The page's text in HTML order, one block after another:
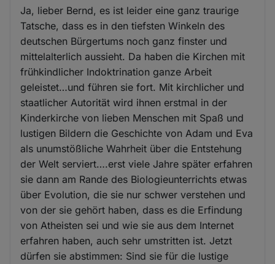
Ja, lieber Bernd, es ist leider eine ganz traurige
Tatsche, dass es in den tiefsten Winkeln des
deutschen Bürgertums noch ganz finster und
mittelalterlich aussieht. Da haben die Kirchen mit
frühkindlicher Indoktrination ganze Arbeit
geleistet…und führen sie fort. Mit kirchlicher und
staatlicher Autorität wird ihnen erstmal in der
Kinderkirche von lieben Menschen mit Spaß und
lustigen Bildern die Geschichte von Adam und Eva
als unumstößliche Wahrheit über die Entstehung
der Welt serviert….erst viele Jahre später erfahren
sie dann am Rande des Biologieunterrichts etwas
über Evolution, die sie nur schwer verstehen und
von der sie gehört haben, dass es die Erfindung
von Atheisten sei und wie sie aus dem Internet
erfahren haben, auch sehr umstritten ist. Jetzt
dürfen sie abstimmen: Sind sie für die lustige